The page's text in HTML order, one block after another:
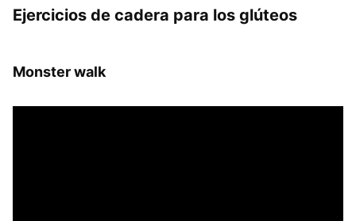
Ejercicios de cadera para los glúteos
Monster walk